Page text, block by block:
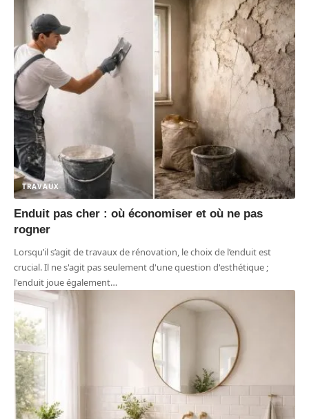
TRAVAUX
Enduit pas cher : où économiser et où ne pas
rogner
Lorsqu’il s’agit de travaux de rénovation, le choix de l’enduit est
crucial. Il ne s'agit pas seulement d'une question d'esthétique ;
l'enduit joue également…